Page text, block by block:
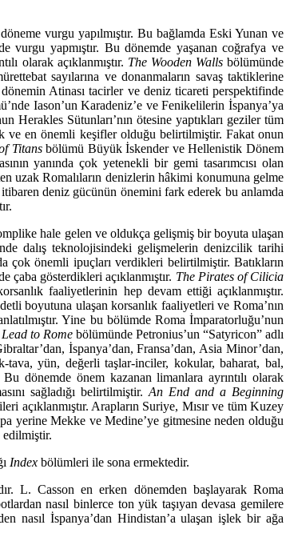
vurgu yapılmıştır. Bu bağlamda Eski Yunan ve
yapmıştır. Bu dö­nemde yaşanan coğrafya ve
olarak açıklanmıştır. The Wooden Walls bölümünde
sayılarına ve donanmaların savaş taktiklerine
Atinası tacirler ve deniz ticareti perspektifinde
Iason’un Karadeniz’e ve Fenikelilerin İspanya’ya
Herakles Sütunları’nın ötesine yaptıkları geziler tüm
ve en önemli keşifler olduğu belirtilmiştir. Fakat onun
Titansbö­lümü Büyük İskender ve Hellenistik Dönem
yanında çok yetenekli bir gemi ta­sarımcısı olan
uzak Romalıların denizlerin hâkimi konumuna gelme
deniz gücünün önemini fark ederek bu anlamda
hale gelen ve oldukça gelişmiş bir boyuta ulaşan
dalış tekno­lojisindeki gelişmelerin denizcilik tarihi
çok önemli ipuçları verdikleri belir­tilmiştir. Batıkların
gösterdikleri açıklanmıştır. The Pirates of Cilicia
faaliyetlerinin hep devam ettiği açıklanmıştır.
boyutuna ulaşan korsan­lık faaliyetleri ve Roma’nın
Yine bu bölümde Roma İmparator­luğu’nun
to Rome bölümünde Petronius’un “Satyricon” adlı
İs­panya’dan, Fransa’dan, Asia Minor’dan,
tava, yün, değerli taşlar-inciler, kokular, baharat, bal,
dönemde önem kazanan limanlara ayrıntılı olarak
sağladığı be­lirtilmiştir.An End and a Beginning
açıklanmıştır. Arapların Suriye, Mısır ve tüm Kuzey
yerine Mekke ve Medine’ye gitmesine neden olduğu
Index bölümleri ile sona ermektedir.
L. Casson en erken dönemden başlayarak Roma
nasıl binlerce ton yük taşıyan devasa gemilere
nasıl İspanya’dan Hindistan’a ulaşan işlek bir ağa